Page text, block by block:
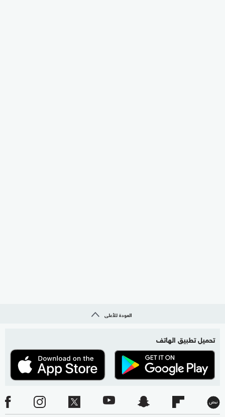
العودة للأعلى
تحميل تطبيق الهاتف